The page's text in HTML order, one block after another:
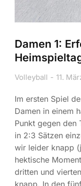
Damen 1:
Volleyball 11.
Im ersten Spiel
Damen in einem
Punkt gegen den
in 2:3 Sätzen
wir leider knapp
hektische
dritten und
knapp. In den